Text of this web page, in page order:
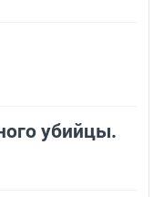
убийцы.